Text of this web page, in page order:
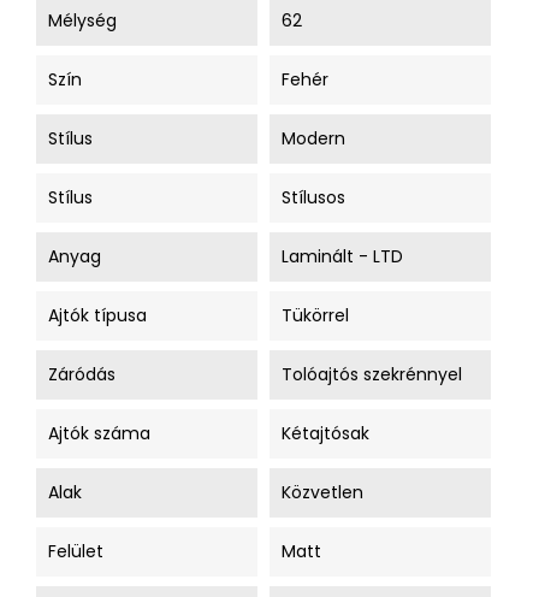
Mélység 62
Szín Fehér
Stílus Modern
Stílus Stílusos
Anyag Laminált - LTD
Ajtók típusa Tükörrel
Záródás Tolóajtós szekrénnyel
Ajtók száma Kétajtósak
Alak Közvetlen
Felület Matt